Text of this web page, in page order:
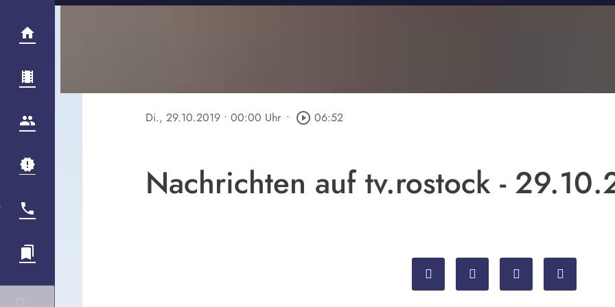
Di., 29.10.2019 • 00:00 Uhr • play_circle_outline 06:52
Nachrichten auf tv.rostock -